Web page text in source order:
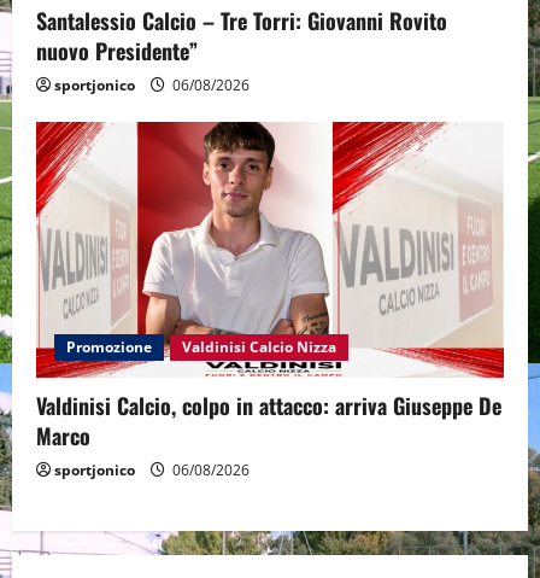
Santalessio Calcio – Tre Torri: Giovanni Rovito
nuovo Presidente”
sportjonico 06/08/2026
Promozione Valdinisi Calcio Nizza
Valdinisi Calcio, colpo in attacco: arriva Giuseppe De
Marco
sportjonico 06/08/2026